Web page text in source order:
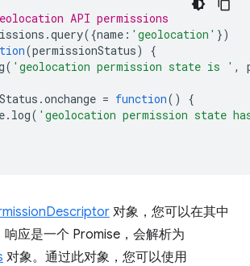
API permissions
.query({name : 'geolocation' })
(permissionStatus)
{
( 'geolocation permission state is ' ,
.onchange = function()
{
. log( 'geolocation permission state
对象，您可以在其中
响应是一个 Promise，会解析为
对象。通过此对象，您可以使用